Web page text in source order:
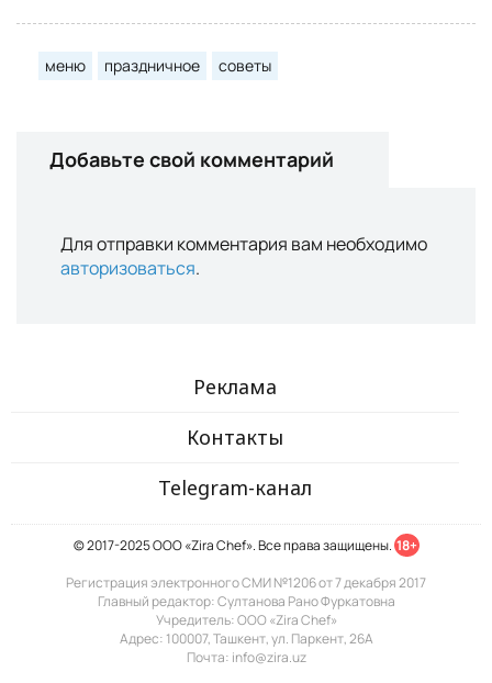
меню праздничное советы
Добавьте свой комментарий
Для отправки комментария вам необходимо
авторизоваться.
Реклама
Контакты
Telegram-канал
© 2017-2025 ООО «Zira Chef». Все права защищены. 18+
Регистрация электронного СМИ №1206 от 7 декабря 2017
Главный редактор: Султанова Рано Фуркатовна
Учредитель: ООО «Zira Chef»
Адрес: 100007, Ташкент, ул. Паркент, 26А
Почта: info@zira.uz